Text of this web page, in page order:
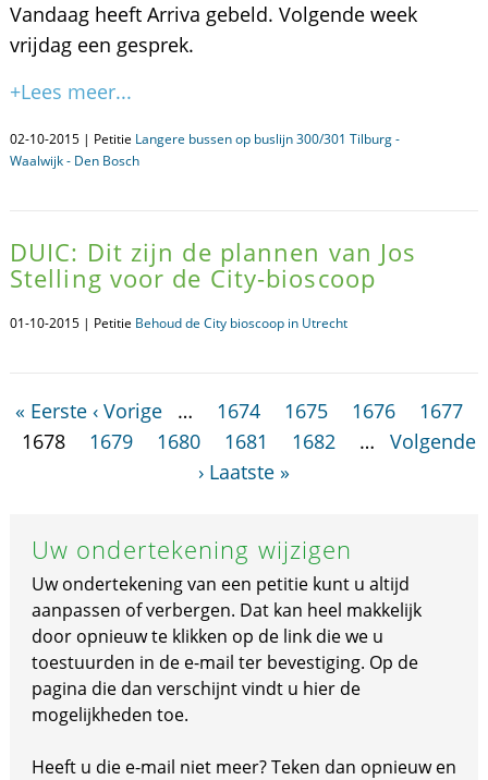
Vandaag heeft Arriva gebeld. Volgende week
vrijdag een gesprek.
+Lees meer...
02-10-2015 | Petitie Langere bussen op buslijn 300/301 Tilburg -
Waalwijk - Den Bosch
DUIC: Dit zijn de plannen van Jos
Stelling voor de City-bioscoop
01-10-2015 | Petitie Behoud de City bioscoop in Utrecht
« Eerste ‹ Vorige … 1674 1675 1676
1677
1678
1679 1680 1681 1682 …
Volgende
› Laatste »
Uw ondertekening wijzigen
Uw ondertekening van een petitie kunt u altijd
aanpassen of verbergen. Dat kan heel makkelijk
door opnieuw te klikken op de link die we u
toestuurden in de e-mail ter bevestiging. Op de
pagina die dan verschijnt vindt u hier de
mogelijkheden toe.
Heeft u die e-mail niet meer? Teken dan opnieuw en